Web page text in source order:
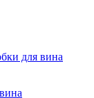
для вина